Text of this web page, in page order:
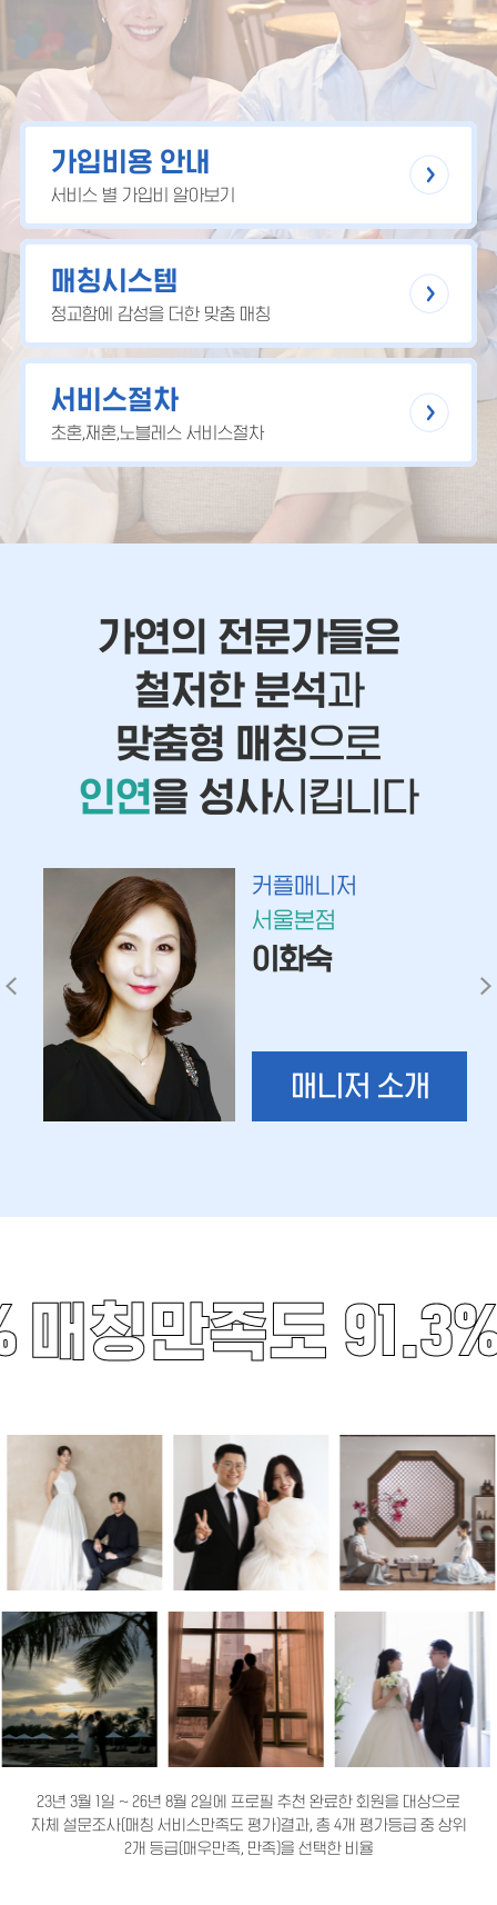
가입비용 안내
서비스 별 가입비 알아보기
매칭시스템
정교함에 감성을 더한 맞춤 매칭
서비스절차
초혼,재혼,노블레스 서비스절차
가연의 전문가들은
철저한 분석과
맞춤형 매칭으로
인연을 성사시킵니다
커플매니저
서울본점
이화숙
매니저 소개
매칭만족도
23년 3월 1일 ~ 26년 8월 2일에 프로필 추천 완료한 회원을 대상으로
자체 설문조사(매칭 서비스만족도 평가)결과, 총 4개 평가등급 중 상위
2개 등급(매우만족, 만족)을 선택한 비율